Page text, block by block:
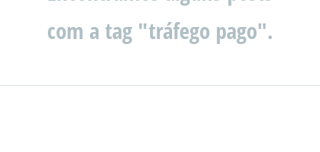
com a tag "tráfego pago".